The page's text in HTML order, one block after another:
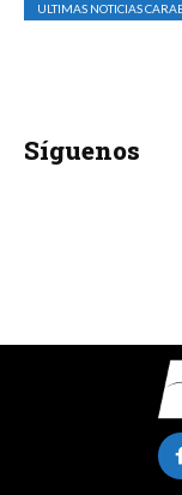
ULTIMAS NOTICIAS
Síguenos